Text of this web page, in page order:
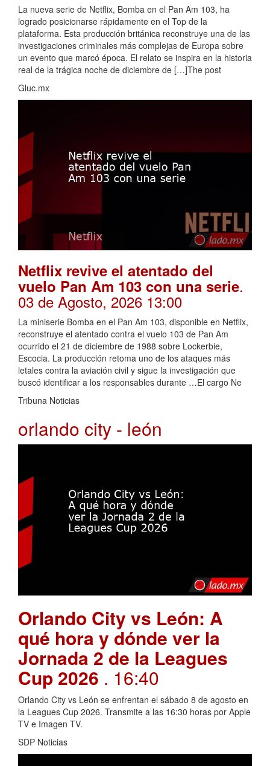
La nueva serie de Netflix, Bomba en el Pan Am 103, ha
logrado posicionarse rápidamente en el Top de la
plataforma. Esta producción británica reconstruye una de las
investigaciones criminales más complejas de Europa sobre
un evento que marcó época. El relato se inspira en la historia
real de la trágica noche de diciembre de […]The post
Gluc.mx
Netflix revive el atentado del
vuelo Pan Am 103 con una serie.
03 de Agosto, 2026 13:00
La miniserie Bomba en el Pan Am 103, disponible en Netflix,
reconstruye el atentado contra el vuelo 103 de Pan Am
ocurrido el 21 de diciembre de 1988 sobre Lockerbie,
Escocia. La producción retoma uno de los ataques más
letales contra la aviación civil y sigue la investigación que
buscó identificar a los responsables durante …El cargo Ne
Tribuna Noticias
orlando city - león
Orlando City vs León: A
qué hora y dónde ver la
Jornada 2 de la Leagues
Cup 2026 . 16:40
Orlando City vs León se enfrentan el sábado 8 de agosto en
la Leagues Cup 2026. Transmite a las 16:30 horas por Apple
TV e Imagen TV.
SDP Noticias